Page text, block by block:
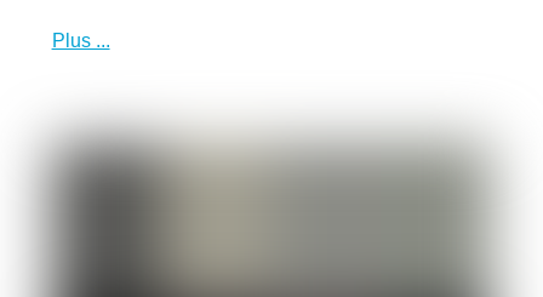
Plus ...